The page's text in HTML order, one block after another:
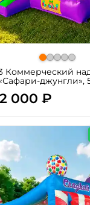
Коммерческий
джунгли»,
000 ₽